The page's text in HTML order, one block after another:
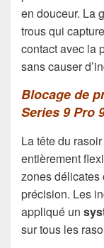
en douceur. La
trous qui
contact avec la
sans causer
Blocage de
Series 9 Pro
La tête du
entièrement
zones délicates
précision. Les
appliqué un
sur tous les